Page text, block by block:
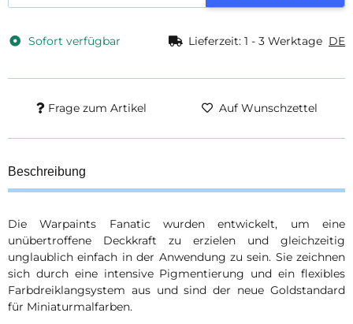
Sofort verfügbar Lieferzeit: 1 - 3 Werktage DE
Frage zum Artikel Auf Wunschzettel
Beschreibung
Die Warpaints Fanatic wurden entwickelt, um eine
unübertroffene Deckkraft zu erzielen und gleichzeitig
unglaublich einfach in der Anwendung zu sein. Sie zeichnen
sich durch eine intensive Pigmentierung und ein flexibles
Farbdreiklangsystem aus und sind der neue Goldstandard
für Miniaturmalfarben.